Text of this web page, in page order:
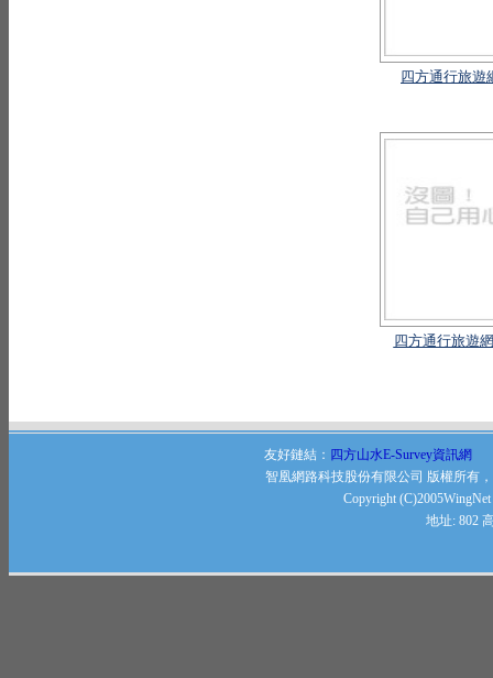
四方通行旅遊
四方通行旅遊
友好鏈結： 四方山水E-Survey資訊網
智凰網路科技股份有限公司 版權所有
Copyright
地址: 802